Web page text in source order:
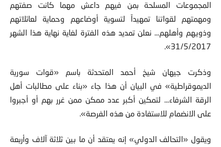
المجموعات المسلحة بمن فيهم داعش مهما كانت صفتهم
ومهمتهم لقواتنا تمهيداً لتسوية أوضاعهم وحماية لعائلاتهم
وذويهم وأهلهم… نعلن تمديد هذه الفترة لغاية نهاية هذا الشهر
31/5/2017».
وذكرت جيهان شيخ أحمد المتحدثة باسم «قوات سورية
الديموقراطية» في البيان أن هذا جاء «بناء على مطالبات أهل
الرقة الشرفاء… لتمكين أكبر عدد ممكن ممن غرر بهم أو أجبروا
على الانضمام للاستفادة من هذه الفرصة».
ويقول «التحالف الدولي» إنه يعتقد أن ما بين ثلاثة آلاف وأربعة